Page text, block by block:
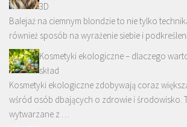
3D
Balejaż na ciemnym blondzie to nie tylko
również sposób na wyrażenie siebie i
Kosmetyki ekologiczne – dlaczego
skład
Kosmetyki ekologiczne zdobywają coraz
wśród osób dbających o zdrowie i środowisko.
wytwarzane z …